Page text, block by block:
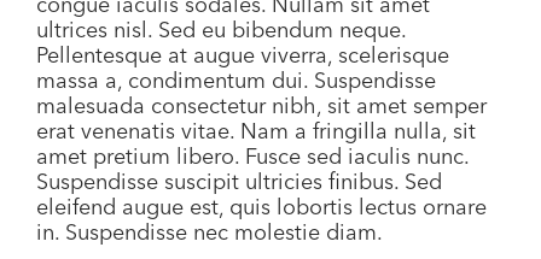
ultrices nisl. Sed eu bibendum neque.
Pellentesque at augue viverra, scelerisque
massa a, condimentum dui. Suspendisse
malesuada consectetur nibh, sit amet semper
erat venenatis vitae. Nam a fringilla nulla, sit
amet pretium libero. Fusce sed iaculis nunc.
Suspendisse suscipit ultricies finibus. Sed
eleifend augue est, quis lobortis lectus ornare
in. Suspendisse nec molestie diam.